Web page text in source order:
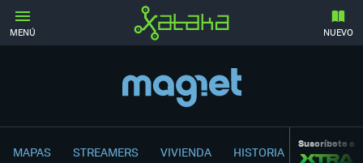
MENÚ NUEVO
MAPAS STREAMERS VIVIENDA HISTORIA Suscríbete a